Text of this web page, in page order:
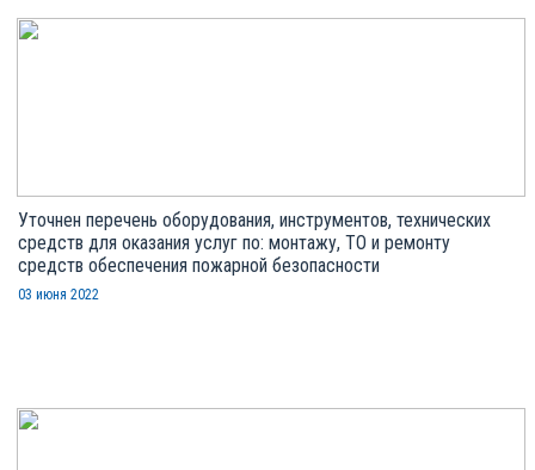
Уточнен перечень оборудования, инструментов, технических
средств для оказания услуг по: монтажу, ТО и ремонту
средств обеспечения пожарной безопасности
03 июня 2022